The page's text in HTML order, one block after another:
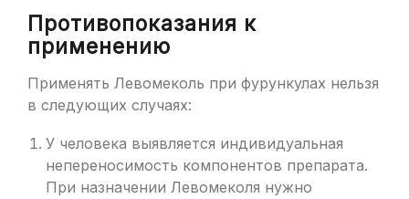
Противопоказания к
применению
Применять Левомеколь при фурункулах нельзя
в следующих случаях:
У человека выявляется индивидуальная
непереносимость компонентов препарата.
При назначении Левомеколя нужно